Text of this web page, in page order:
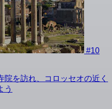
#10
を訪れ、コロッセオの近く
う